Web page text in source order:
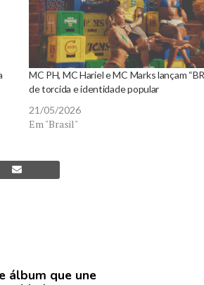
MC PH, MC Hariel e MC Marks lançam
de torcida e identidade popular
21/05/2026
Em "Brasil"
álbum que une